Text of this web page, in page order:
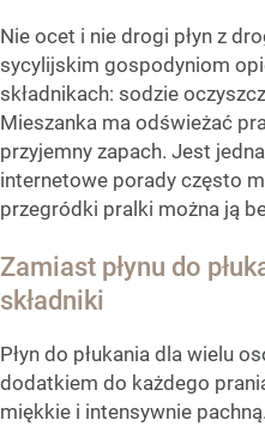
Nie ocet i nie drogi płyn z
sycylijskim gospodyniom
składnikach: sodzie
Mieszanka ma odświeżać
przyjemny zapach. Jest
internetowe porady często
przegródki pralki można ją
Zamiast płynu do
składniki
Płyn do płukania dla wielu
dodatkiem do każdego
miękkie i intensywnie